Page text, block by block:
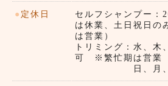
● 定休日
セルフシャンプー：
は休業、土日祝日
は営業）
トリミング：水、木
可 ※繁忙期は営業
日、月、火